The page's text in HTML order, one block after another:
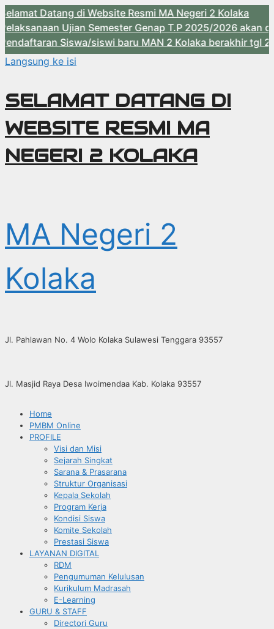
Datang di Website Resmi MA Negeri 2 Kolaka
Ujian Semester Genap T.P 2025/2026 akan
Siswa/siswi baru MAN 2 Kolaka berakhir tgl 23 Mei
Langsung ke isi
SELAMAT DATANG DI
WEBSITE RESMI MA
NEGERI 2 KOLAKA
MA Negeri 2
Kolaka
Jl. Pahlawan No. 4 Wolo Kolaka Sulawesi Tenggara 93557
Jl. Masjid Raya Desa Iwoimendaa Kab. Kolaka 93557
Home
PMBM Online
PROFILE
Visi dan Misi
Sejarah Singkat
Sarana & Prasarana
Struktur Organisasi
Kepala Sekolah
Program Kerja
Kondisi Siswa
Komite Sekolah
Prestasi Siswa
LAYANAN DIGITAL
RDM
Pengumuman Kelulusan
Kurikulum Madrasah
E-Learning
GURU & STAFF
Directori Guru